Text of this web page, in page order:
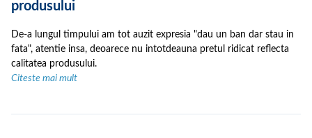
produsului
De-a lungul timpului am tot auzit expresia "dau un ban dar stau in
fata", atentie insa, deoarece nu intotdeauna pretul ridicat reflecta
calitatea produsului.
Citeste mai mult